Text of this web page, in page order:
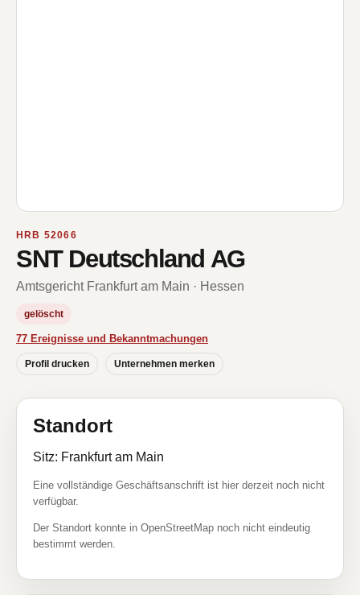
HRB 52066
SNT Deutschland AG
Amtsgericht Frankfurt am Main · Hessen
gelöscht
77 Ereignisse und Bekanntmachungen
Profil drucken Unternehmen merken
Standort
Sitz: Frankfurt am Main
Eine vollständige Geschäftsanschrift ist hier derzeit noch nicht
verfügbar.
Der Standort konnte in OpenStreetMap noch nicht eindeutig
bestimmt werden.